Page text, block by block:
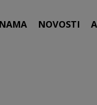
NOVOSTI